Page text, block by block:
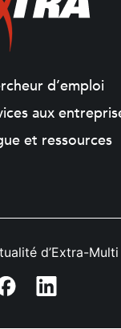
d’emploi
aux
et ressources
d’Extra-